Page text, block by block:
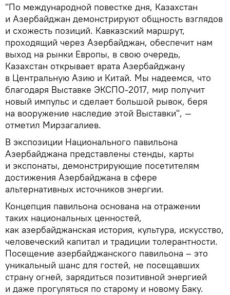
"По международной повестке дня, Казахстан
и Азербайджан демонстрируют общность взглядов
и схожесть позиций. Кавказский маршрут,
проходящий через Азербайджан, обеспечит нам
выход на рынки Европы, в свою очередь,
Казахстан открывает врата Азербайджану
в Центральную Азию и Китай. Мы надеемся, что
благодаря Выставке ЭКСПО-2017, мир получит
новый импульс и сделает большой рывок, беря
на вооружение наследие этой Выставки", —
отметил Мирзагалиев.
В экспозиции Национального павильона
Азербайджана представлены стенды, карты
и экспонаты, демонстрирующие посетителям
достижения Азербайджана в сфере
альтернативных источников энергии.
Концепция павильона основана на отражении
таких национальных ценностей,
как азербайджанская история, культура, искусство,
человеческий капитал и традиции толерантности.
Посещение азербайджанского павильона – это
уникальный шанс для гостей, не посещавших
страну огней, зарядиться позитивной энергией
и даже прогуляться по старому и новому Баку.